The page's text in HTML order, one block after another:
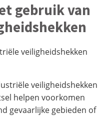
gebruik van
veiligheidshekken
veiligheidshekken
helpen voorkomen
gevaarlijke gebieden of